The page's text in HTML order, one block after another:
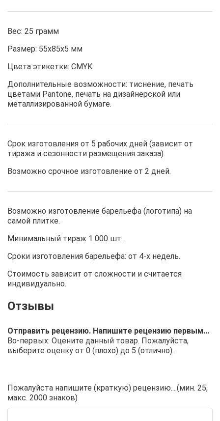
Вес: 25 грамм
Размер: 55х85х5 мм
Цвета этикетки: CMYK
Дополнительные возможности: тиснение, печать
цветами Pantone, печать на дизайнерской или
металлизированной бумаге.
Срок изготовления от 5 рабочих дней (зависит от
тиража и сезонности размещения заказа).
Возможно срочное изготовление от 2 дней.
Возможно изготовление барельефа (логотипа) на
самой плитке.
Минимальный тираж 1 000 шт.
Сроки изготовления барельефа: от 4-х недель.
Стоимость зависит от сложности и считается
индивидуально.
Отправить рецензию. Напишите рецензию первым...
Во-первых: Оцените данный товар. Пожалуйста,
выберите оценку от 0 (плохо) до 5 (отлично).
Пожалуйста напишите (краткую) рецензию....(мин. 25,
макс. 2000 знаков)